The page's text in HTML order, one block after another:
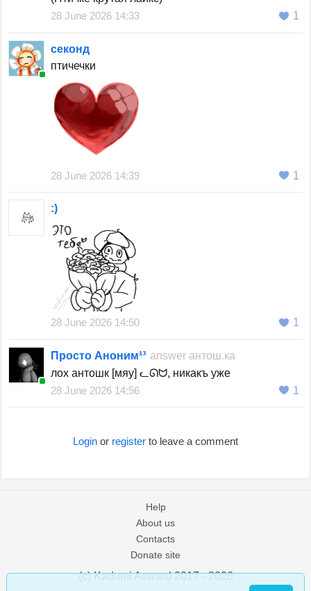
28 June 2026 14:33
1
секонд
птичечки
28 June 2026 14:39 1
:)
28 June 2026 14:50 1
Просто Аноним¹³ answer антош.ка
лох антошк [мяу] ᓚᘏᗢ, никакъ уже
28 June 2026 14:56
1
Loginor registerto leave a comment
(c) Kadumi Asward 2017 - 2026 :)
Help
About us
Contacts
Donate site